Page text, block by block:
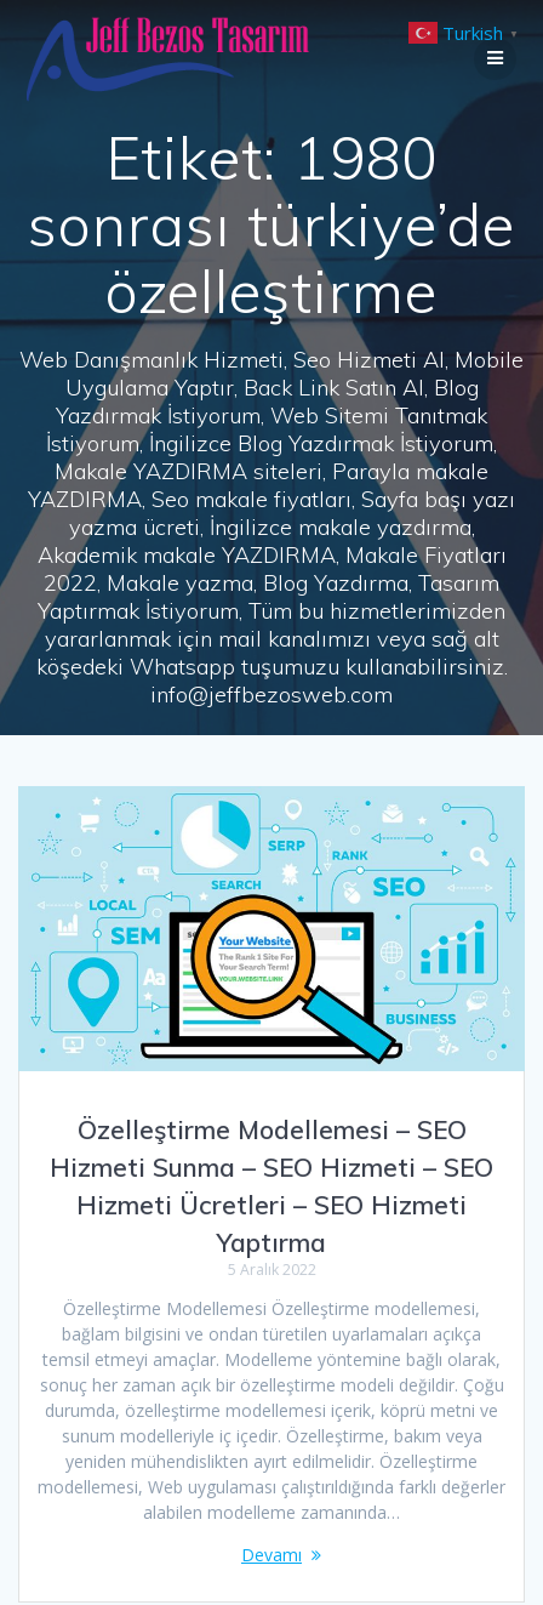
to
Etiket: 1980
sonrası türkiye’de
özelleştirme
Web Danışmanlık Hizmeti, Seo Hizmeti Al, Mobile
Uygulama Yaptır, Back Link Satın Al, Blog
Yazdırmak İstiyorum, Web Sitemi Tanıtmak
İstiyorum, İngilizce Blog Yazdırmak İstiyorum,
Makale YAZDIRMA siteleri, Parayla makale
YAZDIRMA, Seo makale fiyatları, Sayfa başı yazı
yazma ücreti, İngilizce makale yazdırma,
Akademik makale YAZDIRMA, Makale Fiyatları
2022, Makale yazma, Blog Yazdırma, Tasarım
Yaptırmak İstiyorum, Tüm bu hizmetlerimizden
yararlanmak için mail kanalımızı veya sağ alt
köşedeki Whatsapp tuşumuzu kullanabilirsiniz.
info@jeffbezosweb.com
Özelleştirme Modellemesi – SEO
Hizmeti Sunma – SEO Hizmeti – SEO
Hizmeti Ücretleri – SEO Hizmeti
Yaptırma
5 Aralık 2022
Özelleştirme Modellemesi Özelleştirme modellemesi,
bağlam bilgisini ve ondan türetilen uyarlamaları açıkça
temsil etmeyi amaçlar. Modelleme yöntemine bağlı olarak,
sonuç her zaman açık bir özelleştirme modeli değildir. Çoğu
durumda, özelleştirme modellemesi içerik, köprü metni ve
sunum modelleriyle iç içedir. Özelleştirme, bakım veya
yeniden mühendislikten ayırt edilmelidir. Özelleştirme
modellemesi, Web uygulaması çalıştırıldığında farklı değerler
alabilen modelleme zamanında…
Devamı
Turkish ▼